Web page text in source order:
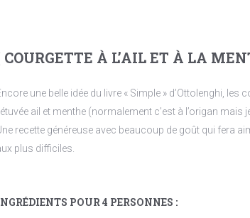
COURGETTE À L’AIL ET À LA
une belle idée du livre « Simple » d’Ottolenghi, les
ail et menthe (normalement c’est à l’origan mais
recette généreuse avec beaucoup de goût qui fera
plus difficiles.
POUR 4 PERSONNES :